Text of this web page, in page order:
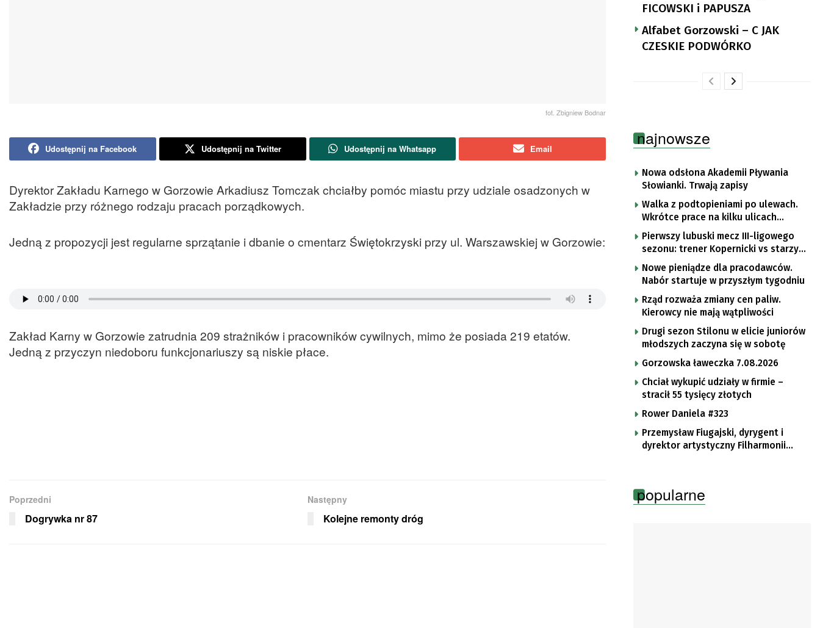
fot. Zbigniew Bodnar
Udostępnij na Facebook Udostępnij na Twitter Udostępnij na Whatsapp Email
Dyrektor Zakładu Karnego w Gorzowie Arkadiusz Tomczak chciałby pomóc miastu przy udziale osadzonych w
Zakładzie przy różnego rodzaju pracach porządkowych.
Jedną z propozycji jest regularne sprzątanie i dbanie o cmentarz Świętokrzyski przy ul. Warszawskiej w Gorzowie:
Zakład Karny w Gorzowie zatrudnia 209 strażników i pracowników cywilnych, mimo że posiada 219 etatów.
Jedną z przyczyn niedoboru funkcjonariuszy są niskie płace.
Poprzedni
Dogrywka nr 87
Następny
Kolejne remonty dróg
FICOWSKI i PAPUSZA
Alfabet Gorzowski – C JAK
CZESKIE PODWÓRKO
najnowsze
Nowa odsłona Akademii Pływania
Słowianki. Trwają zapisy
Walka z podtopieniami po ulewach.
Wkrótce prace na kilku ulicach
Gorzowa
Pierwszy lubuski mecz III-ligowego
sezonu: trener Kopernicki vs starzy
znajomi
Nowe pieniądze dla pracodawców.
Nabór startuje w przyszłym tygodniu
Rząd rozważa zmiany cen paliw.
Kierowcy nie mają wątpliwości
Drugi sezon Stilonu w elicie juniorów
młodszych zaczyna się w sobotę
Gorzowska ławeczka 7.08.2026
Chciał wykupić udziały w firmie –
stracił 55 tysięcy złotych
Rower Daniela #323
Przemysław Fiugajski, dyrygent i
dyrektor artystyczny Filharmonii
popularne